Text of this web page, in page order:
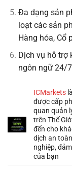
Đa dạng sản
loạt các sản
Hàng hóa, Cổ
Dịch vụ hỗ trợ
ngôn ngữ 24/
ICMarkets
được cấp
quan quản
trên Thế
đến cho
dịch an
nghiệp,
của bạn